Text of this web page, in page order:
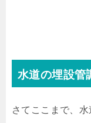
水道の埋設管
さてここまで、